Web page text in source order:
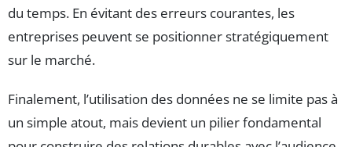
du temps. En évitant des erreurs courantes, les
entreprises peuvent se positionner stratégiquement
sur le marché.
Finalement, l’utilisation des données ne se limite pas à
un simple atout, mais devient un pilier fondamental